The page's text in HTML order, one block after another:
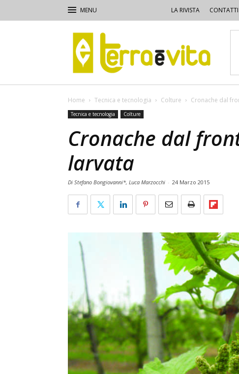
LA RIVISTA CONTATTI
Terra
e
Vita
Home Tecnica e tecnologia Colture Cronache dal
Tecnica e tecnologia Colture
Cronache dal
larvata
Di Stefano Bongiovanni*, Luca Marzocchi - 24 Marzo 2015